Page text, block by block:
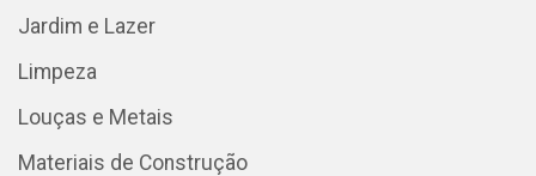
Jardim e Lazer
Limpeza
Louças e Metais
Materiais de Construção